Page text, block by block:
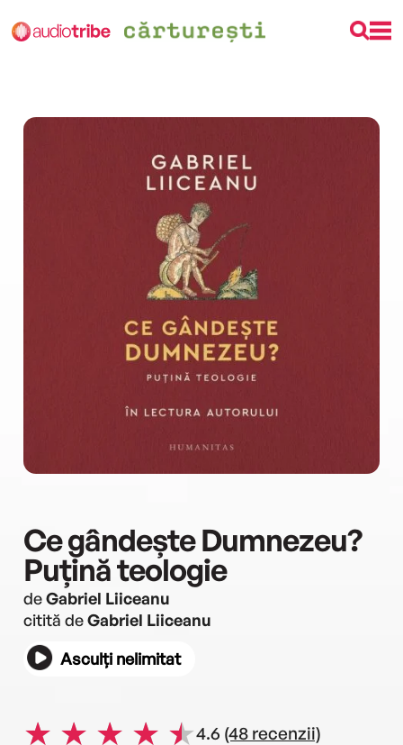
Ce gândește Dumnezeu?
Puțină teologie
deGabriel Liiceanu
citită deGabriel Liiceanu
Asculți nelimitat
4.6 (48 recenzii)